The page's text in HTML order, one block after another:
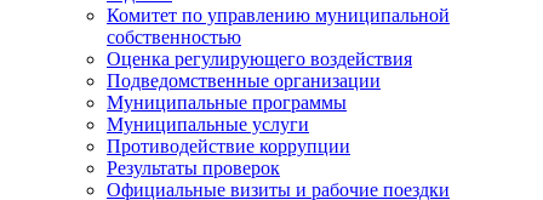
Комитет по управлению муниципальной
собственностью
Оценка регулирующего воздействия
Подведомственные организации
Муниципальные программы
Муниципальные услуги
Противодействие коррупции
Результаты проверок
Официальные визиты и рабочие поездки